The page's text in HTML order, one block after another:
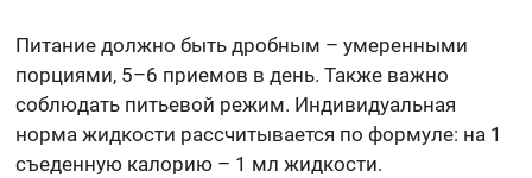
Питание должно быть дробным – умеренными
порциями, 5–6 приемов в день. Также важно
соблюдать питьевой режим. Индивидуальная
норма жидкости рассчитывается по формуле: на 1
съеденную калорию – 1 мл жидкости.